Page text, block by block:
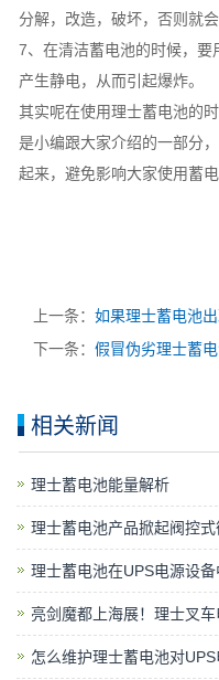
分解，改造，破坏，否则就
7、在清洁蓄电池的时候，
产生静电，从而引起爆炸。
其实呢在使用理士蓄电池的
是小编跟大家介绍的一部分
起来，避免影响大家使用蓄电
上一条： 如果理士蓄电池
下一条： 假冒伪劣理士蓄电
相关新闻
理士蓄电池能量解析
理士蓄电池产品掀起阀控
理士蓄电池在UPS电源设
亮剑魔都上海展！理士叉
怎么维护理士蓄电池对